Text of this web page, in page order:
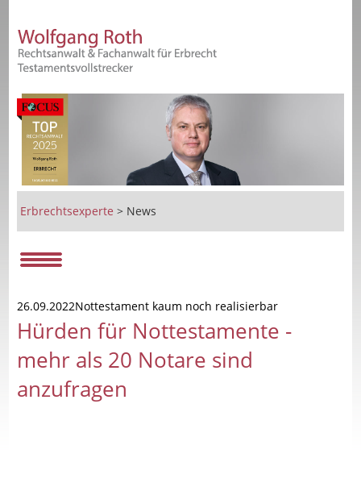
Erbrechtsexperte > News
26.09.2022Nottestament kaum noch realisierbar
Hürden für Nottestamente -
mehr als 20 Notare sind
anzufragen